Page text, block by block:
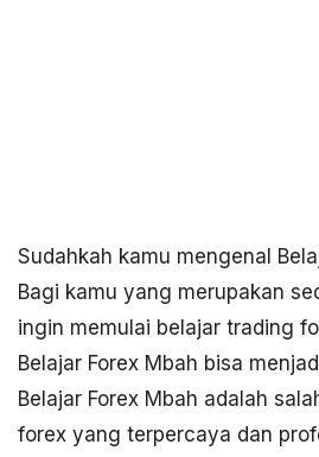
Sudahkah kamu mengenal
Bagi kamu yang merupakan
ingin memulai belajar trading
Belajar Forex Mbah bisa
Belajar Forex Mbah adalah
forex yang terpercaya dan